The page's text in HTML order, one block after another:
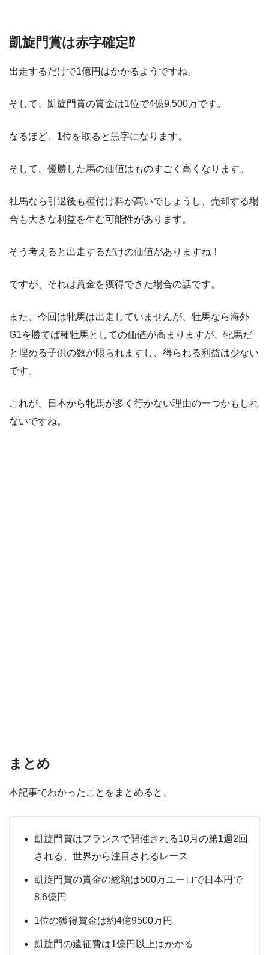
凱旋門賞は赤字確定⁉︎
出走するだけで1億円はかかるようですね。
そして、凱旋門賞の賞金は1位で4億9,500万です。
なるほど、1位を取ると黒字になります。
そして、優勝した馬の価値はものすごく高くなります。
牡馬なら引退後も種付け料が高いでしょうし、売却する場
合も大きな利益を生む可能性があります。
そう考えると出走するだけの価値がありますね！
ですが、それは賞金を獲得できた場合の話です。
また、今回は牝馬は出走していませんが、牡馬なら海外
G1を勝てば種牡馬としての価値が高まりますが、牝馬だ
と埋める子供の数が限られますし、得られる利益は少ない
です。
これが、日本から牝馬が多く行かない理由の一つかもしれ
ないですね。
まとめ
本記事でわかったことをまとめると、
凱旋門賞はフランスで開催される10月の第1週2回
される、世界から注目されるレース
凱旋門賞の賞金の総額は500万ユーロで日本円で
8.6億円
1位の獲得賞金は約4億9500万円
凱旋門の遠征費は1億円以上はかかる